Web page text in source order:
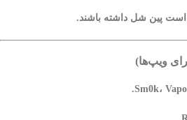
پین شل داشته باشند.